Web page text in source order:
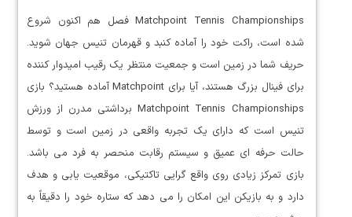
Matchpoint Tennis Championships فصل هم اکنون شروع
شده است، راکت خود را آماده کنبد و قهرمان تنیس جهان شوید.
حریف شما در زمین است و جمعیت منتظر یک رقیب امیدوار کننده
برای فینال بزرگ هستند، آیا برای Matchpoint آماده هستید؟ بازی
Matchpoint Tennis Championships برداشتی مدرن از ورزش
تنیس است که دارای یک تجربه واقعی در زمین است و توسط
حالت حرفه ای عمیق و سیستم رقابت منحصر به فرد می باشد.
بازی تمرکز زیادی روی واقع گرایی تاکتیکی، موقعیت یابی و هدف
دارد و به بازیکن این امکان را می دهد که ستاره خود را دقیقاً به